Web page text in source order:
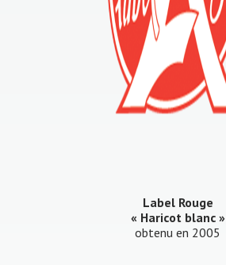
Label Rouge
« Haricot blanc »
obtenu en 2005